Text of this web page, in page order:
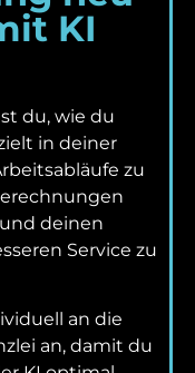
KI
du, wie du
in deiner
zu
deinen
Service zu
an die
an, damit du